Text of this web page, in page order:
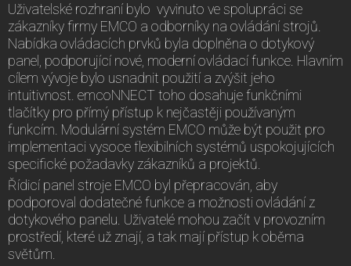
Uživatelské rozhraní bylo vyvinuto ve spolupráci se
zákazníky firmy EMCO a odborníky na ovládání strojů.
Nabídka ovládacích prvků byla doplněna o dotykový
panel, podporující nové, moderní ovládací funkce. Hlavním
cílem vývoje bylo usnadnit použití a zvýšit jeho
intuitivnost. emcoNNECT toho dosahuje funkčními
tlačítky pro přímý přístup k nejčastěji používaným
funkcím. Modulární systém EMCO může být použit pro
implementaci vysoce flexibilních systémů uspokojujících
specifické požadavky zákazníků a projektů.
Řídicí panel stroje EMCO byl přepracován, aby
podporoval dodatečné funkce a možnosti ovládání z
dotykového panelu. Uživatelé mohou začít v provozním
prostředí, které už znají, a tak mají přístup k oběma
světům.